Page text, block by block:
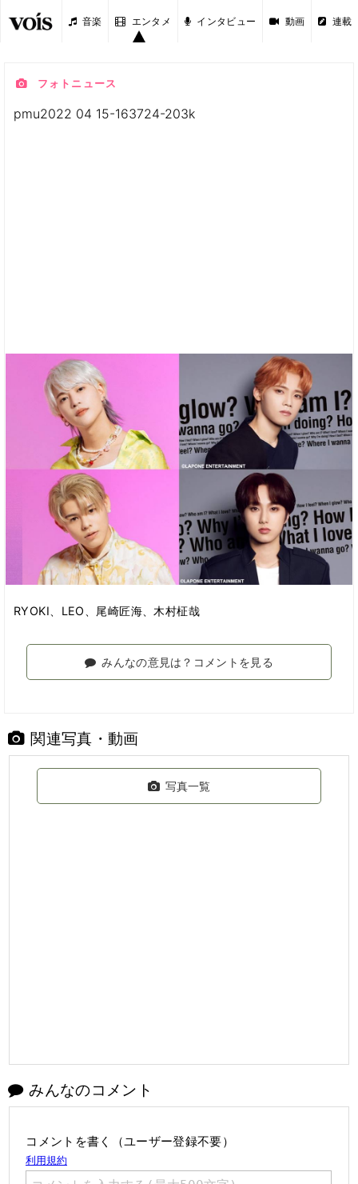
音楽 エンタメ インタビュー 動画 連載
フォトニュース
pmu2022 04 15-163724-203k
RYOKI、LEO、尾崎匠海、木村柾哉
みんなの意見は？コメントを見る
関連写真・動画
写真一覧
みんなのコメント
コメントを書く（ユーザー登録不要）